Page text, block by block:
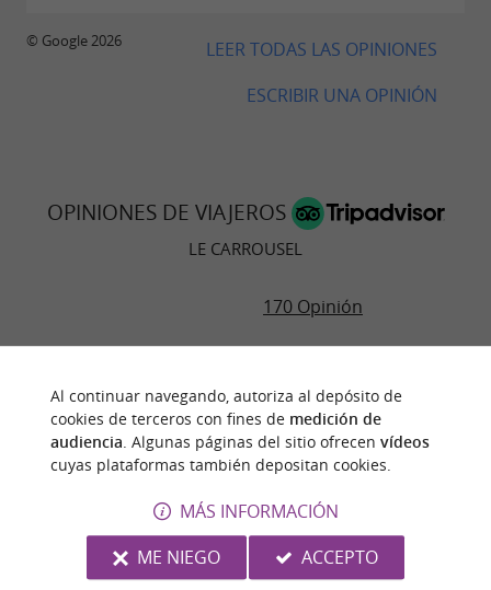
LEER TODAS LAS OPINIONES
ESCRIBIR UNA OPINIÓN
© Google 2026
OPINIONES DE VIAJEROS
LE CARROUSEL
170 Opinión
Ambiente
Comida
Servicio
Calidad/precio
Al continuar navegando, autoriza al depósito de
cookies de terceros con fines de medición de
audiencia. Algunas páginas del sitio ofrecen vídeos
cuyas plataformas también depositan cookies.
MÁS INFORMACIÓN
ME NIEGO
ACCEPTO